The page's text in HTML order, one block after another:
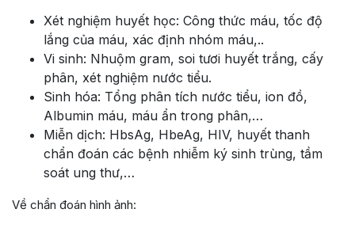
Xét nghiệm huyết học: Công thức máu, tốc độ
lắng của máu, xác định nhóm máu,..
Vi sinh: Nhuộm gram, soi tươi huyết trắng, cấy
phân, xét nghiệm nước tiểu.
Sinh hóa: Tổng phân tích nước tiểu, ion đồ,
Albumin máu, máu ẩn trong phân,…
Miễn dịch: HbsAg, HbeAg, HIV, huyết thanh
chẩn đoán các bệnh nhiễm ký sinh trùng, tầm
soát ung thư,…
Về chẩn đoán hình ảnh: